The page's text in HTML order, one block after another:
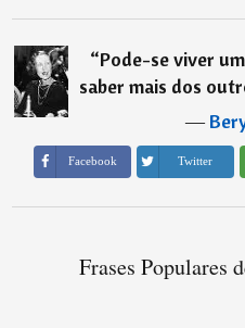
“Pode-se viver
saber mais dos
―
Facebook Twitter
Frases Populares